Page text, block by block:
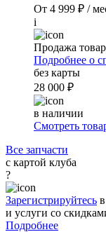
От 4 999 ₽ /
i
Продажа
Подробнее о
без карты
28 000 ₽
в наличии
Смотреть
Все запчасти
с картой клуба
?
Зарегистрируйтесь
и услуги со
Подробнее